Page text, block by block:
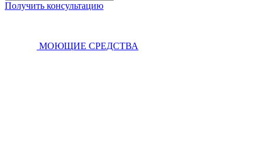
Получить консультацию
МОЮЩИЕ СРЕДСТВА